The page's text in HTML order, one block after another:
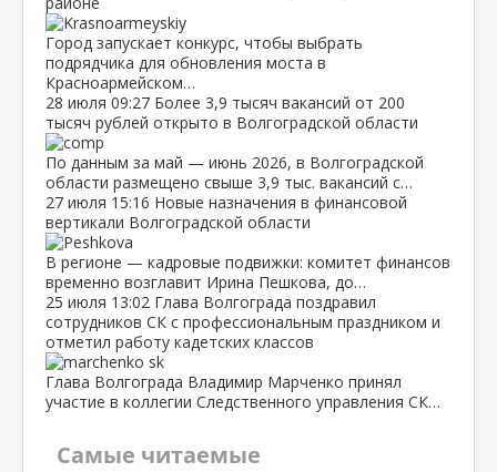
Город запускает конкурс, чтобы выбрать
подрядчика для обновления моста в
Красноармейском…
28 июля 09:27 Более 3,9 тысяч вакансий от 200
тысяч рублей открыто в Волгоградской области
По данным за май — июнь 2026, в Волгоградской
области размещено свыше 3,9 тыс. вакансий с…
27 июля 15:16 Новые назначения в финансовой
вертикали Волгоградской области
В регионе — кадровые подвижки: комитет финансов
временно возглавит Ирина Пешкова, до…
25 июля 13:02 Глава Волгограда поздравил
сотрудников СК с профессиональным праздником и
отметил работу кадетских классов
Глава Волгограда Владимир Марченко принял
участие в коллегии Следственного управления СК…
Самые читаемые